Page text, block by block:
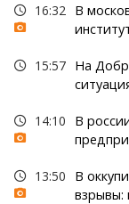
16:32
В
15:57 На
14:10
В
13:50
В
взрывы: